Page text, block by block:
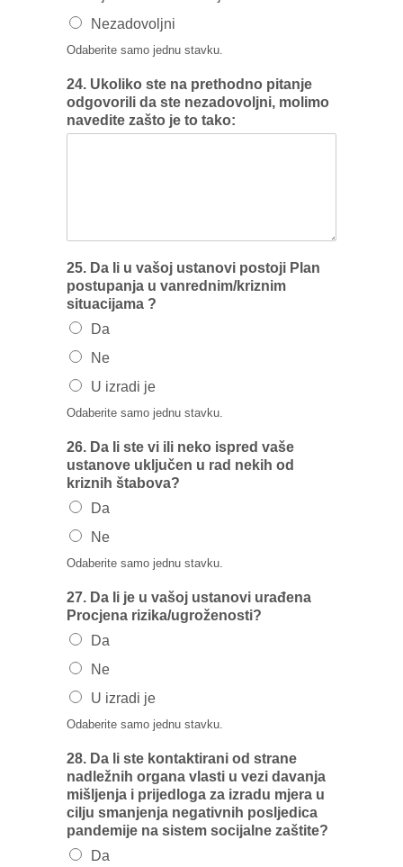
Nezadovoljni
Odaberite samo jednu stavku.
24. Ukoliko ste na prethodno pitanje
odgovorili da ste nezadovoljni, molimo
navedite zašto je to tako:
25. Da Ii u vašoj ustanovi postoji Plan
postupanja u vanrednim/kriznim
situacijama ?
Da
Ne
U izradi je
Odaberite samo jednu stavku.
26. Da Ii ste vi ili neko ispred vaše
ustanove uključen u rad nekih od
kriznih štabova?
Da
Ne
Odaberite samo jednu stavku.
27. Da Ii je u vašoj ustanovi urađena
Procjena rizika/ugroženosti?
Da
Ne
U izradi je
Odaberite samo jednu stavku.
28. Da li ste kontaktirani od strane
nadležnih organa vlasti u vezi davanja
mišljenja i prijedloga za izradu mjera u
cilju smanjenja negativnih posljedica
pandemije na sistem socijalne zaštite?
Da